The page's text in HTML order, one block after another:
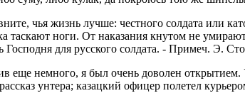
чья жизнь лучше: честного солдата или
таскают ноги. От наказания кнутом не
Господня для русского солдата. - Примеч. Э.
еще немного, я был очень доволен открытием.
унтера; казацкий офицер полетел